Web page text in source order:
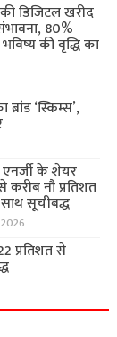
डिजिटल खरीद
80%
की वृद्धि का
‘स्किम्स’,
एनर्जी के शेयर
करीब नौ प्रतिशत
सूचीबद्ध
प्रतिशत से